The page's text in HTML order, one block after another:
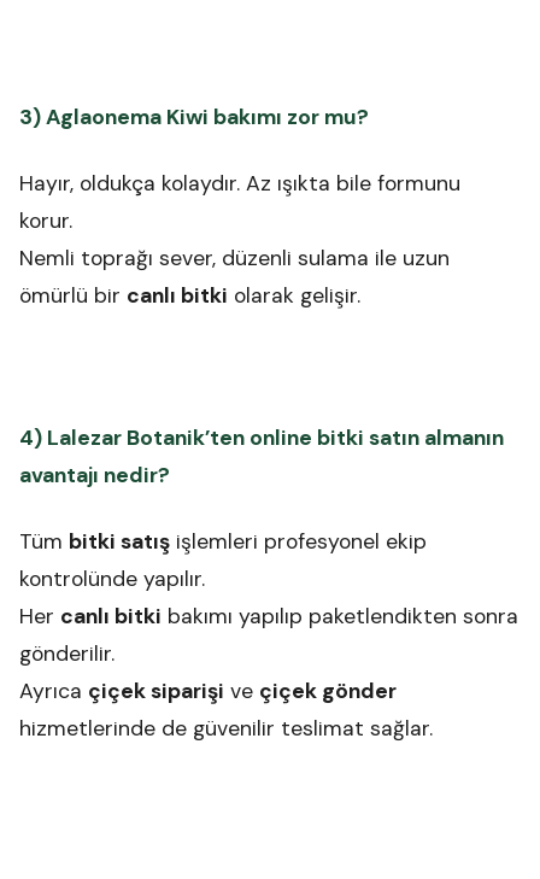
3) Aglaonema Kiwi bakımı zor mu?
Hayır, oldukça kolaydır. Az ışıkta bile formunu
korur.
Nemli toprağı sever, düzenli sulama ile uzun
ömürlü bir canlı bitki olarak gelişir.
4) Lalezar Botanik’ten online bitki satın almanın
avantajı nedir?
Tüm bitki satış işlemleri profesyonel ekip
kontrolünde yapılır.
Her canlı bitki bakımı yapılıp paketlendikten sonra
gönderilir.
Ayrıca çiçek siparişi ve çiçek gönder
hizmetlerinde de güvenilir teslimat sağlar.